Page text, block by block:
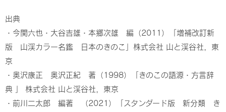
出典
・今関六也・大谷吉雄・本郷次雄 編（2011）「増補改訂新
版 山渓カラー名鑑 日本のきのこ」株式会社 山と渓谷社，東
京
・奥沢康正 奥沢正紀 著（1998）「きのこの語源・方言辞
典 」 株式会社 山と渓谷社，東京
・前川二太郎 編著 （2021）「スタンダード版 新分類 き